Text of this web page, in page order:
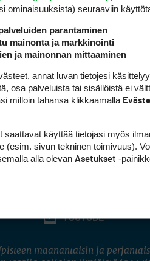
YOUTUBE
maanantaisin ja
ominaisuuk­sista) seuraaviin
parantaminen
mainonta ja markkinointi
ja mainonnan mittaaminen
annat luvan tietojesi
osa palveluista tai sisällöistä ei
milloin tahansa klikkaamalla
saattavat käyttää tietojasi myös
(esim. sivun tekninen toimivuus).
alla olevan Asetukset -